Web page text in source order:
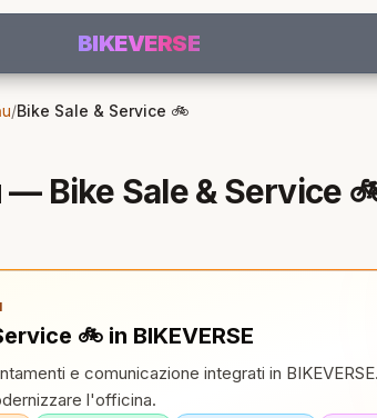
BIKEVERSE
/Bike Sale & Service 🚲
Bike Sale & Service
🚲 in BIKEVERSE
e comunicazione integrati in
l'officina.